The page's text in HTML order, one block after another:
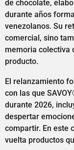
de chocolate,
durante años
venezolanos. Su
comercial, sino
memoria colectiva
producto.
El relanzamiento
con las que
durante 2026,
despertar
compartir. En este
vuelta productos